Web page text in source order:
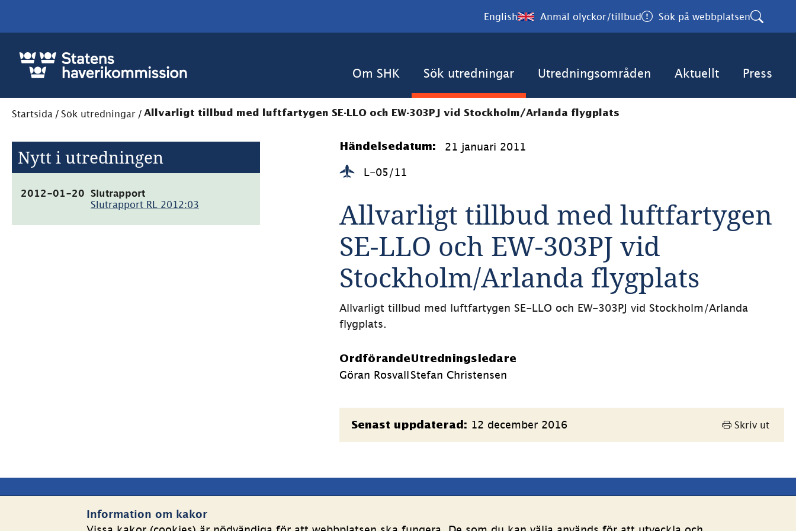
Information om kakor
English Anmäl olyckor/tillbud Sök på webbplatsen
Om SHK Sök utredningar Utredningsområden Aktuellt Press
Startsida / Sök utredningar / Allvarligt tillbud med luftfartygen SE-LLO och EW-303PJ vid Stockholm/Arlanda flygplats
Nytt i utredningen
2012-01-20
Slutrapport
Slutrapport RL 2012:03
(pdf,
Händelsedatum: 21 januari 2011
L-05/11
Allvarligt tillbud med luftfartygen
SE-LLO och EW-303PJ vid
Stockholm/Arlanda flygplats
Allvarligt tillbud med luftfartygen SE-LLO och EW-303PJ vid Stockholm/Arlanda
flygplats.
Ordförande
Göran Rosvall
Utredningsledare
Stefan Christensen
Sidinformation
Senast uppdaterad: 12 december 2016 Skriv ut
Sidfot
Kontakta oss